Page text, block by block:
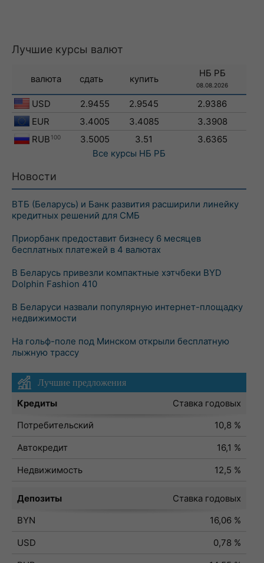
Лучшие курсы валют
валюта сдать купить
НБ РБ
08.08.2026
USD 2.9455 2.9545
2.9386
EUR
3.4005 3.4085
3.3908
RUB 100 3.5005 3.51
3.6365
Все курсы НБ РБ
Новости
ВТБ (Беларусь) и Банк развития расширили линейку
кредитных решений для СМБ
Приорбанк предоставит бизнесу 6 месяцев
бесплатных платежей в 4 валютах
В Беларусь привезли компактные хэтчбеки BYD
Dolphin Fashion 410
В Беларуси назвали популярную интернет-площадку
недвижимости
На гольф-поле под Минском открыли бесплатную
лыжную трассу
Лучшие предложения
Кредиты
Ставка годовых
Потребительский
10,8 %
Автокредит
16,1 %
Недвижимость
12,5 %
Депозиты
Ставка годовых
BYN
16,06 %
USD
0,78 %